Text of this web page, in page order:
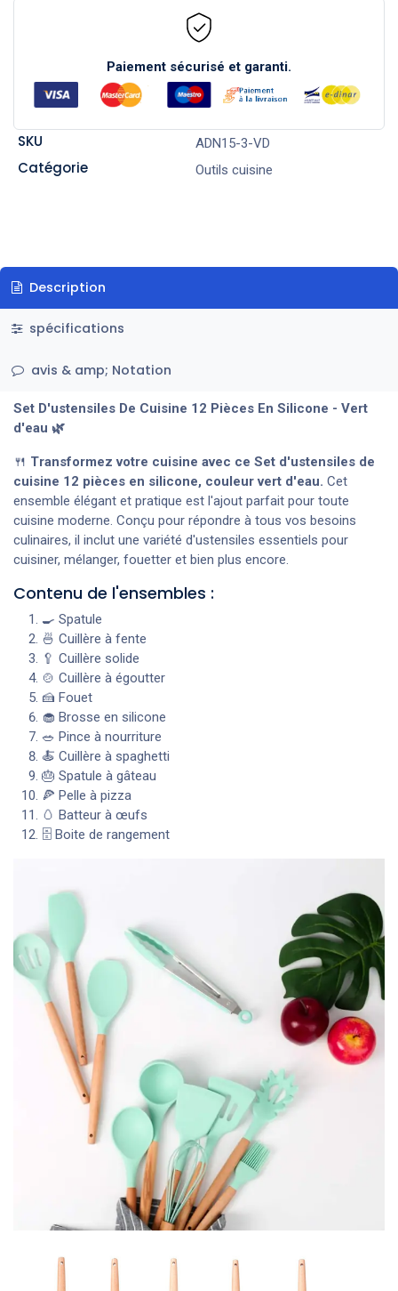
Paiement sécurisé et garanti.
SKU ADN15-3-VD
Catégorie Outils cuisine
Description
spécifications
avis & amp; Notation
Set D'ustensiles De Cuisine 12 Pièces En Silicone - Vert
d'eau 🌿
🍴 Transformez votre cuisine avec ce Set d'ustensiles de
cuisine 12 pièces en silicone, couleur vert d'eau. Cet
ensemble élégant et pratique est l'ajout parfait pour toute
cuisine moderne. Conçu pour répondre à tous vos besoins
culinaires, il inclut une variété d'ustensiles essentiels pour
cuisiner, mélanger, fouetter et bien plus encore.
Contenu de l'ensem​bles :​
🍳 Spatule
🍜 Cuillère à fente
🥄 Cuillère solide
🍲 Cuillère à égoutter
🍰 Fouet
🧁 Brosse en silicone
🥗 Pince à nourriture
🍝 Cuillère à spaghetti
🎂 Spatule à gâteau
🍕 Pelle à pizza
🥚 Batteur à œufs
🗄️ Boite de rangement